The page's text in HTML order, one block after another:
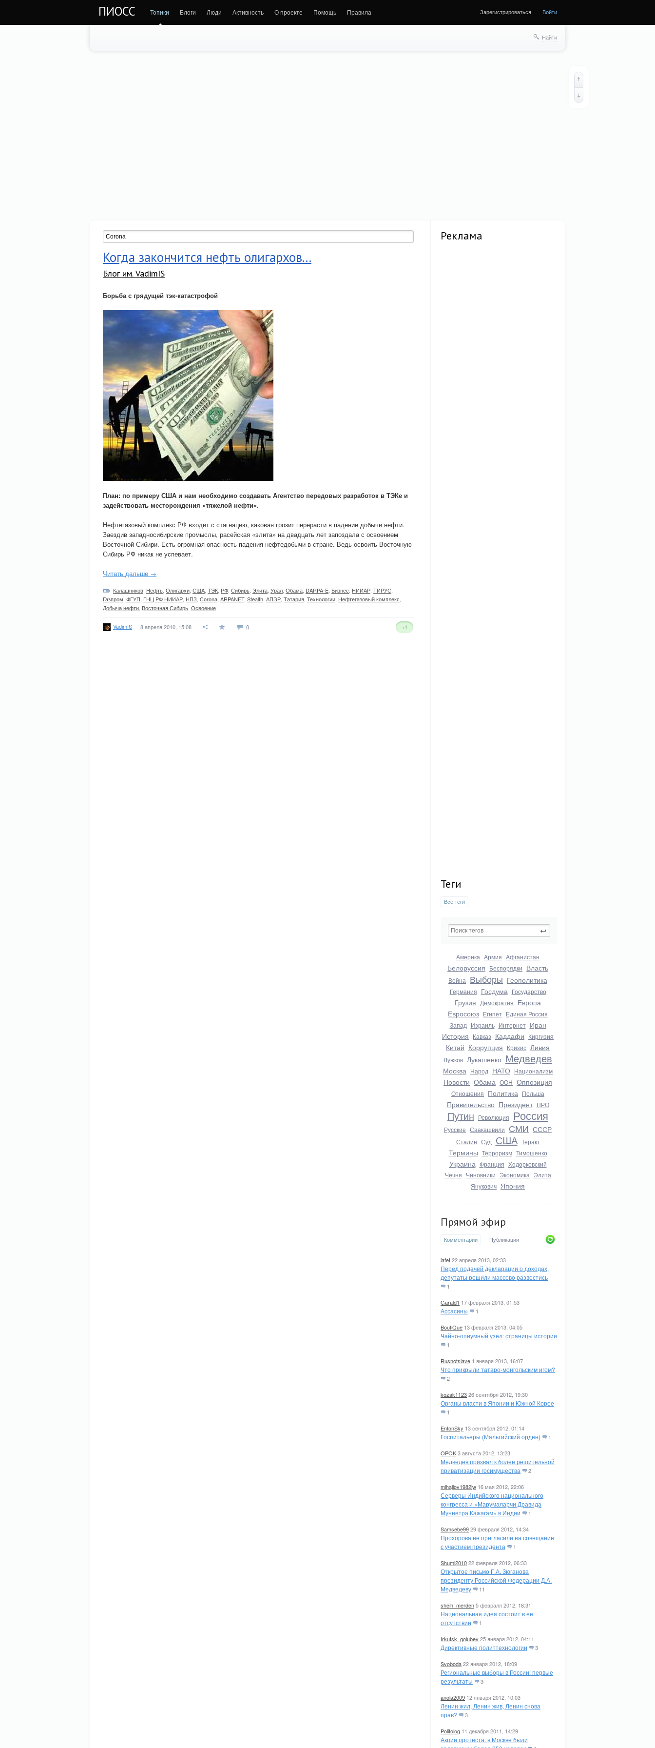
ПИОСС Топики Блоги Люди Активность О проекте Помощь Правила Зарегистрироваться Войти
Найти
Реклама
Теги
Все теги
Америка Армия Афганистан
Белоруссия Беспорядки Власть
Война Выборы Геополитика
Германия Госдума Государство
Грузия Демократия Европа
Евросоюз Египет Единая Россия
Запад Израиль Интернет Иран
История Кавказ Каддафи Киргизия
Китай Коррупция Кризис Ливия
Лужков Лукашенко Медведев
Москва Народ НАТО Национализм
Новости Обама ООН Оппозиция
Отношения Политика Польша
Правительство Президент ПРО
Путин Революция Россия
Русские Саакашвили СМИ СССР
Сталин Суд США Теракт
Термины Терроризм Тимошенко
Украина Франция Ходорковский
Чечня Чиновники Экономика Элита
Янукович Япония
Прямой эфир
Комментарии Публикации
iafet22 апреля 2013, 02:33
Перед подачей декларации о доходах,
депутаты решили массово развестись
1
Garald1 17 февраля 2013, 01:53
Ассасины 1
BoutiQue 13 февраля 2013, 04:05
Чайно-опиумный узел: страницы истории
1
Rusnotslave 1 января 2013, 16:07
Что прикрыли татаро-монгольским игом?
2
kozak112326 сентября 2012, 19:30
Органы власти в Японии и Южной Корее
1
EntonSky 13 сентября 2012, 01:14
Госпитальеры (Мальтийский орден) 1
OPOK3 августа 2012, 13:23
Медведев призвал к более решительной
приватизации госимущества
2
mihajlov1982jw 16 мая 2012, 22:06
Серверы Индийского национального
конгресса и «Марумаларчи Дравида
Муннетра Кажагам» в Индии
1
Samsebe9929 февраля 2012, 14:34
Прохорова не пригласили на совещание
с участием президента
1
Shumi201022 февраля 2012, 06:33
Открытое письмо Г.А. Зюганова
президенту Российской Федерации Д.А.
Медведеву
11
sheih_merden5 февраля 2012, 18:31
Национальная идея состоит в ее
отсутствии
1
Irkutsk_golubev25 января 2012, 04:11
Директивные политтехнологии 3
Svoboda22 января 2012, 18:09
Региональные выборы в России: первые
результаты
3
anola2009 12 января 2012, 10:03
Ленин жил, Ленин жив, Ленин снова
прав?
3
Politolog 11 декабря 2011, 14:29
Акции протеста: в Москве были
Когда закончится нефть олигархов...
Блог им. VadimIS
Борьба с грядущей тэк-катастрофой
План: по примеру США и нам необходимо создавать Агентство передовых разработок в ТЭКе и
задействовать месторождения «тяжелой нефти».
Нефтегазовый комплекс РФ входит с стагнацию, каковая грозит перерасти в падение добычи нефти.
Заездив западносибирские промыслы, расейская «элита» на двадцать лет запоздала с освоением
Восточной Сибири. Есть огромная опасность падения нефтедобычи в стране. Ведь освоить Восточную
Сибирь РФ никак не успевает.
Читать дальше →
Калашников Нефть Олигархи США ТЭК РФ Сибирь Элита Урал Обама DARPA-E Бизнес НИИАР ТИРУС
Газпром ФГУП ГНЦ РФ НИИАР НПЗ Corona ARPANET, Stealth АПЭР Татария Технологии Нефтегазовый комплекс
Добыча нефти Восточная Сибирь Освоение
VadimIS 8 апреля 2010, 15:08 0 +1